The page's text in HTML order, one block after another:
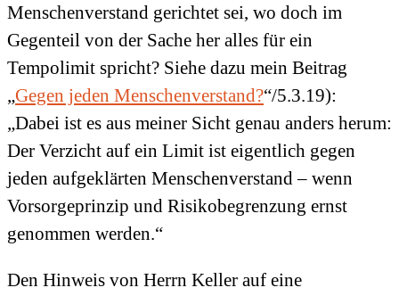
Menschenverstand gerichtet sei, wo doch im
Gegenteil von der Sache her alles für ein
Tempolimit spricht? Siehe dazu mein Beitrag
„Gegen jeden Menschenverstand?“/5.3.19):
„Dabei ist es aus meiner Sicht genau anders herum:
Der Verzicht auf ein Limit ist eigentlich gegen
jeden aufgeklärten Menschenverstand – wenn
Vorsorgeprinzip und Risikobegrenzung ernst
genommen werden.“
Den Hinweis von Herrn Keller auf eine